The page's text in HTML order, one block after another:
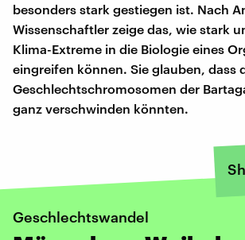
besonders stark gestiegen ist. Nach
Wissenschaftler zeige das, wie stark
Klima-Extreme in die Biologie eines
eingreifen können. Sie glauben, dass
Geschlechtschromosomen der
ganz verschwinden könnten.
Geschlechtswandel